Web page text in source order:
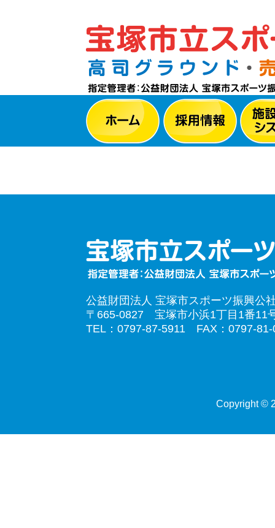
公益財団法人 宝塚市スポーツ振興公
〒665-0827 宝塚市小浜1丁目1番11
TEL：0797-87-5911 FAX：0797-81-
Copyright ©